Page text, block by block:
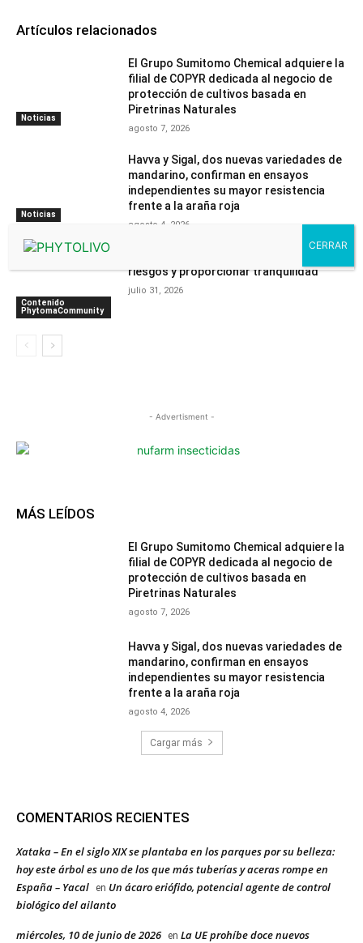
Artículos relacionados
Noticias
El Grupo Sumitomo Chemical adquiere la
filial de COPYR dedicada al negocio de
protección de cultivos basada en
Piretrinas Naturales
agosto 7, 2026
Noticias
Havva y Sigal, dos nuevas variedades de
mandarino, confirman en ensayos
independientes su mayor resistencia
frente a la araña roja
agosto 4, 2026
Contenido
PhytomaCommunity
riesgos y proporcionar tranquilidad”
julio 31, 2026
- Advertisment -
MÁS LEÍDOS
El Grupo Sumitomo Chemical adquiere la
filial de COPYR dedicada al negocio de
protección de cultivos basada en
Piretrinas Naturales
agosto 7, 2026
Havva y Sigal, dos nuevas variedades de
mandarino, confirman en ensayos
independientes su mayor resistencia
frente a la araña roja
agosto 4, 2026
Cargar más
COMENTARIOS RECIENTES
Xataka – En el siglo XIX se plantaba en los parques por su belleza:
hoy este árbol es uno de los que más tuberías y aceras rompe en
España – Yacal
en Un ácaro eriófido, potencial agente de control
biológico del ailanto
miércoles, 10 de junio de 2026 en La UE prohíbe doce nuevos